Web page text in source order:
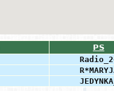
PS